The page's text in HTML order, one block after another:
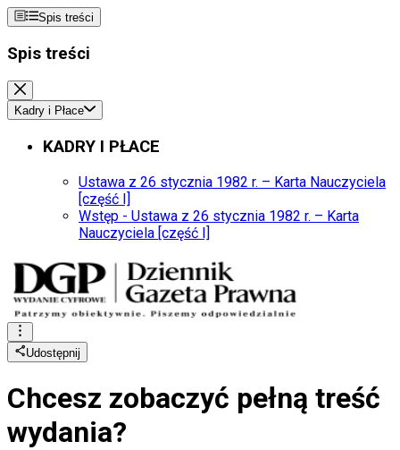
Spis treści
Spis treści
Kadry i Płace
KADRY I PŁACE
Ustawa z 26 stycznia 1982 r. – Karta Nauczyciela
[część I]
Wstęp - Ustawa z 26 stycznia 1982 r. – Karta
Nauczyciela [część I]
Udostępnij
Chcesz zobaczyć pełną treść
wydania?